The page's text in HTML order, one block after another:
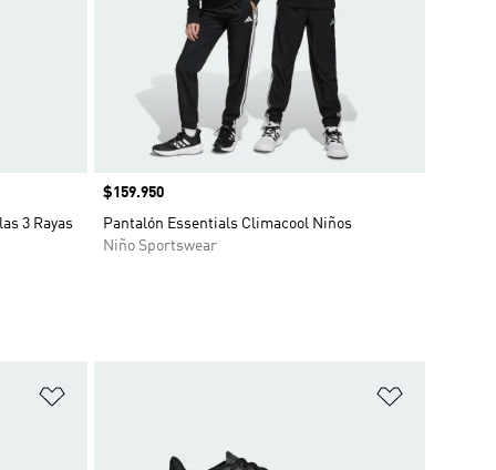
3 Rayas
Precio
$159.950
Pantalón Essentials Climacool Niños
Niño Sportswear